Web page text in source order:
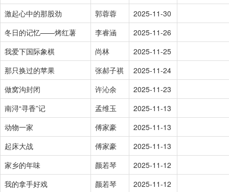
激起心中的那股劲
郭蓉蓉
2025-11-30
冬日的记忆——烤红薯
李睿涵
2025-11-26
我爱下国际象棋
尚林
2025-11-25
那只换过的苹果
张郝子祺
2025-11-24
做窝沟封闭
许沁余
2025-11-23
南浔“寻香”记
孟维玉
2025-11-13
动物一家
傅家豪
2025-11-13
起床大战
傅家豪
2025-11-13
家乡的年味
颜若琴
2025-11-12
我的拿手好戏
颜若琴
2025-11-12